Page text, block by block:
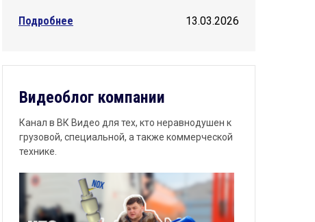
13.03.2026
Подробнее
Видеоблог компании
Канал в ВК Видео для тех, кто неравнодушен к
грузовой, специальной, а также коммерческой
технике.